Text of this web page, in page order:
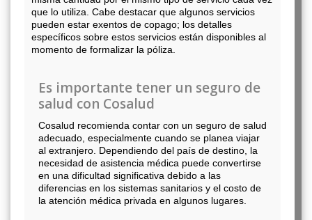
que lo utiliza. Cabe destacar que algunos servicios
pueden estar exentos de copago; los detalles
específicos sobre estos servicios están disponibles al
momento de formalizar la póliza.
Es importante tener un seguro de
salud con Cosalud
Cosalud recomienda contar con un seguro de salud
adecuado, especialmente cuando se planea viajar
al extranjero. Dependiendo del país de destino, la
necesidad de asistencia médica puede convertirse
en una dificultad significativa debido a las
diferencias en los sistemas sanitarios y el costo de
la atención médica privada en algunos lugares.